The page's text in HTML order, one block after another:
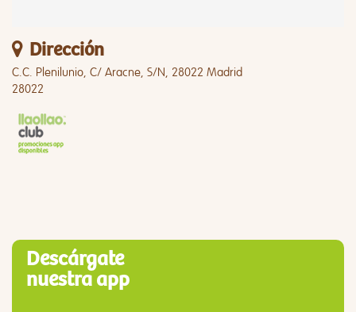
Dirección
C.C. Plenilunio, C/ Aracne, S/N, 28022 Madrid
28022
Descárgate
nuestra app